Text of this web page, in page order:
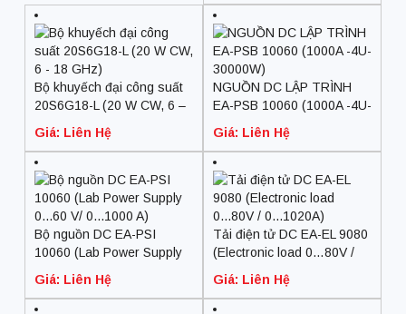
Bộ khuyếch đại công suất
20S6G18-L (20 W CW, 6 –
Giá: Liên Hệ
NGUỒN DC LẬP TRÌNH
EA-PSB 10060 (1000A -4U-
Giá: Liên Hệ
Bộ nguồn DC EA-PSI
10060 (Lab Power Supply
Giá: Liên Hệ
Tải điện tử DC EA-EL 9080
(Electronic load 0…80V /
Giá: Liên Hệ